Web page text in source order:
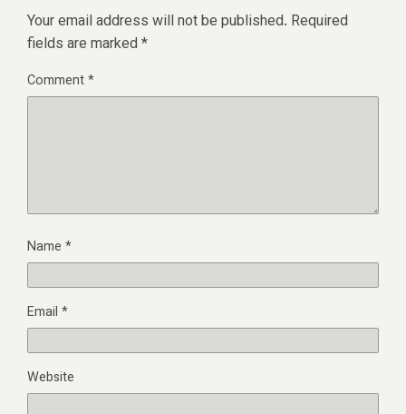
Your email address will not be published. Required
fields are marked *
Comment*
Name *
Email *
Website